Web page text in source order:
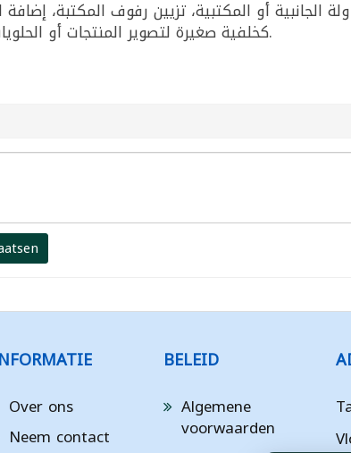
الجانبية أو المكتبية، تزيين رفوف المكتبة،
كخلفية صغيرة لتصوير المنتجات أو الحلويات، تقديمها كهدية لعشاق الديكور العربي الكلاسيكي.
Over ons
Neem contact
BELEID
Algemene
voorwaarden